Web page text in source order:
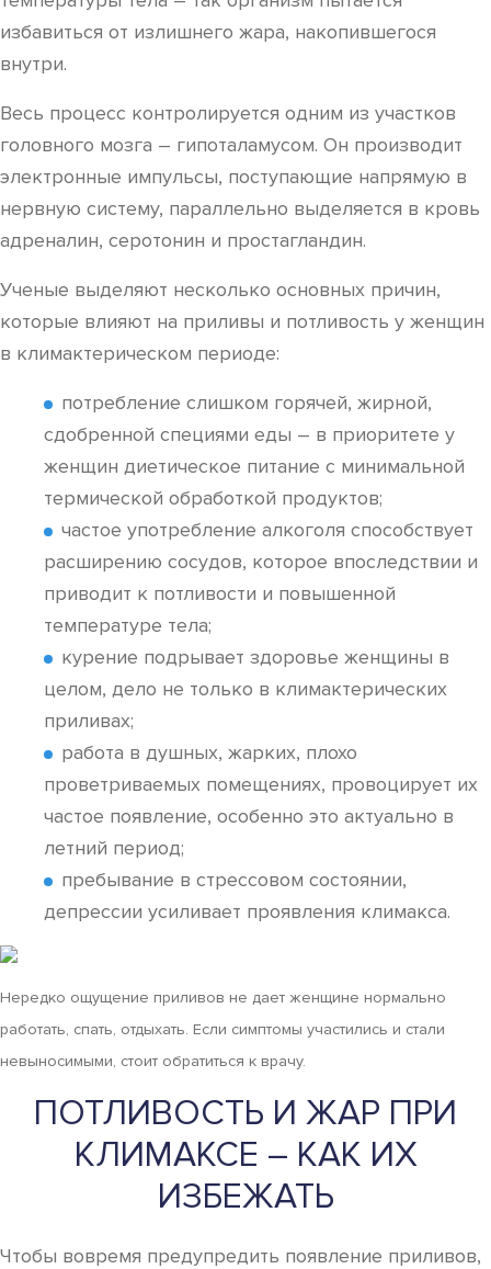
избавиться от излишнего жара, накопившегося
внутри.
Весь процесс контролируется одним из участков
головного мозга – гипоталамусом. Он производит
электронные импульсы, поступающие напрямую в
нервную систему, параллельно выделяется в кровь
адреналин, серотонин и простагландин.
Ученые выделяют несколько основных причин,
которые влияют на приливы и потливость у женщин
в климактерическом периоде:
потребление слишком горячей, жирной,
сдобренной специями еды – в приоритете у
женщин диетическое питание с минимальной
термической обработкой продуктов;
частое употребление алкоголя способствует
расширению сосудов, которое впоследствии и
приводит к потливости и повышенной
температуре тела;
курение подрывает здоровье женщины в
целом, дело не только в климактерических
приливах;
работа в душных, жарких, плохо
проветриваемых помещениях, провоцирует их
частое появление, особенно это актуально в
летний период;
пребывание в стрессовом состоянии,
депрессии усиливает проявления климакса.
Нередко ощущение приливов не дает женщине нормально
работать, спать, отдыхать. Если симптомы участились и стали
невыносимыми, стоит обратиться к врачу.
ПОТЛИВОСТЬ И ЖАР ПРИ
КЛИМАКСЕ – КАК ИХ
ИЗБЕЖАТЬ
Чтобы вовремя предупредить появление приливов,